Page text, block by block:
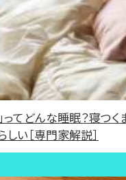
ってどんな睡眠？寝つ
しい［専門家解説］